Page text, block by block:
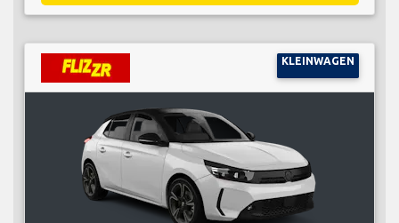
KLEINWAGEN